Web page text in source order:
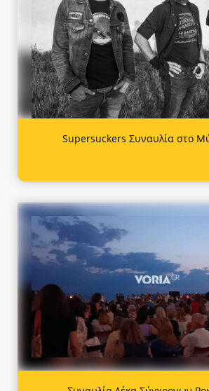
Supersuckers Συναυλία στο